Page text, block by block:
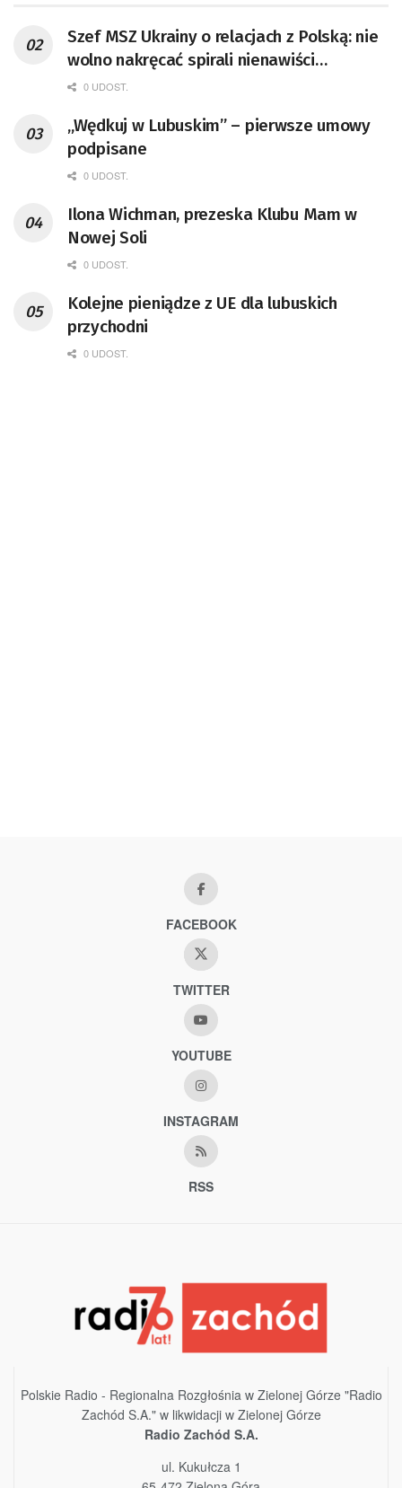
Szef MSZ Ukrainy o relacjach z Polską: nie
wolno nakręcać spirali nienawiści
[AKTUALIZACJA]
0 UDOST.
„Wędkuj w Lubuskim” – pierwsze umowy
podpisane
0 UDOST.
Ilona Wichman, prezeska Klubu Mam w
Nowej Soli
0 UDOST.
Kolejne pieniądze z UE dla lubuskich
przychodni
0 UDOST.
FACEBOOK
TWITTER
YOUTUBE
INSTAGRAM
RSS
Polskie Radio - Regionalna Rozgłośnia w Zielonej Górze "Radio
Zachód S.A." w likwidacji w Zielonej Górze
Radio Zachód S.A.
ul. Kukułcza 1